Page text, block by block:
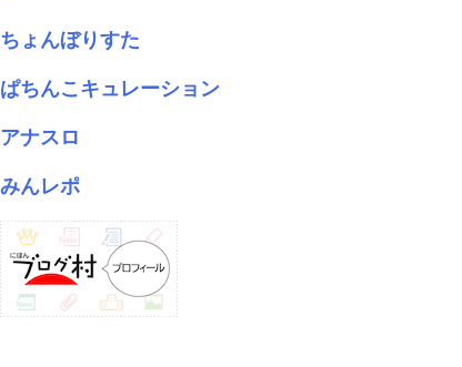
ちょんぼりすた
ぱちんこキュレーション
アナスロ
みんレポ